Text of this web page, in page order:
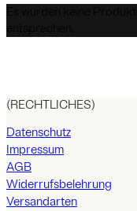
(RECHTLICHES)
Datenschutz
Impressum
AGB
Widerrufsbelehrung
Versandarten